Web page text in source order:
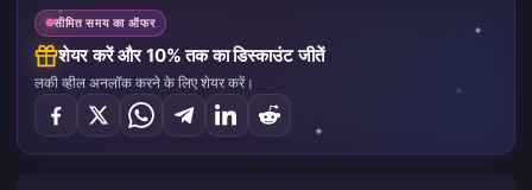
सीमित समय का ऑफर
शेयर करें और 10% तक का डिस्काउंट जीतें
लकी व्हील अनलॉक करने के लिए शेयर करें।